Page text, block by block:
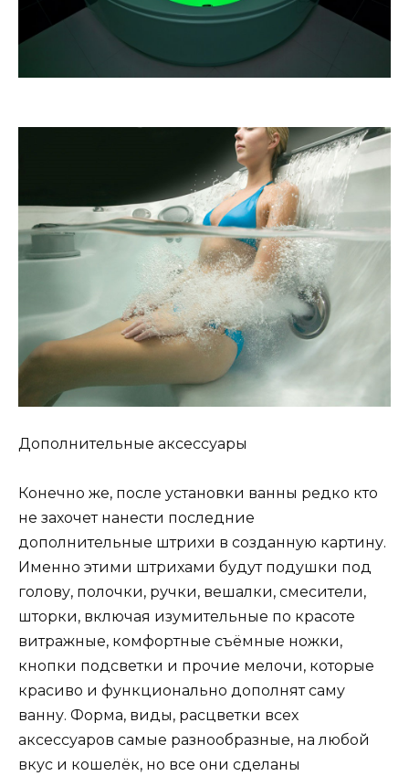
Дополнительные аксессуары
Конечно же, после установки ванны редко кто
не захочет нанести последние
дополнительные штрихи в созданную картину.
Именно этими штрихами будут подушки под
голову, полочки, ручки, вешалки, смесители,
шторки, включая изумительные по красоте
витражные, комфортные съёмные ножки,
кнопки подсветки и прочие мелочи, которые
красиво и функционально дополнят саму
ванну. Форма, виды, расцветки всех
аксессуаров самые разнообразные, на любой
вкус и кошелёк, но все они сделаны